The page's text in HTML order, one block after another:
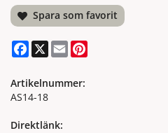
Spara som favorit
Facebook
X Email
Artikelnummer:
AS14-18
Direktlänk: